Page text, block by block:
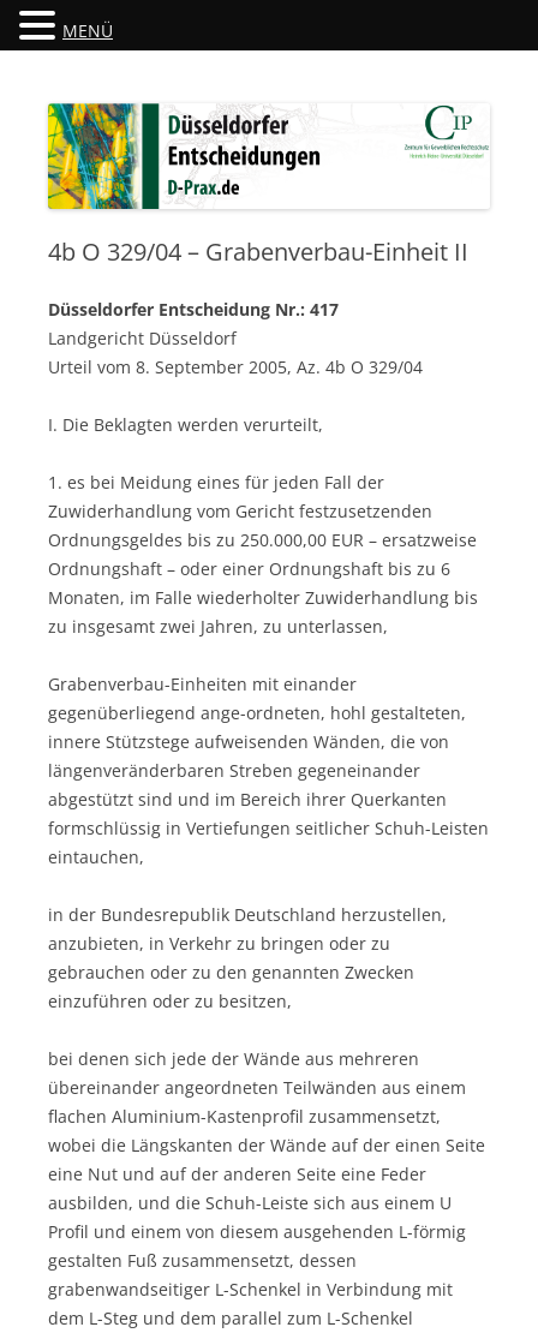
Düsseldorfer Entscheidungen
4b O 329/04 – Grabenverbau-Einheit II
Düsseldorfer Entscheidung Nr.: 417
Landgericht Düsseldorf
Urteil vom 8. September 2005, Az. 4b O 329/04
I. Die Beklagten werden verurteilt,
1. es bei Meidung eines für jeden Fall der
Zuwiderhandlung vom Gericht festzusetzenden
Ordnungsgeldes bis zu 250.000,00 EUR – ersatzweise
Ordnungshaft – oder einer Ordnungshaft bis zu 6
Monaten, im Falle wiederholter Zuwiderhandlung bis
zu insgesamt zwei Jahren, zu unterlassen,
Grabenverbau-Einheiten mit einander
gegenüberliegend ange-ordneten, hohl gestalteten,
innere Stützstege aufweisenden Wänden, die von
längenveränderbaren Streben gegeneinander
abgestützt sind und im Bereich ihrer Querkanten
formschlüssig in Vertiefungen seitlicher Schuh-Leisten
eintauchen,
in der Bundesrepublik Deutschland herzustellen,
anzubieten, in Verkehr zu bringen oder zu
gebrauchen oder zu den genannten Zwecken
einzuführen oder zu besitzen,
bei denen sich jede der Wände aus mehreren
übereinander angeordneten Teilwänden aus einem
flachen Aluminium-Kastenprofil zusammensetzt,
wobei die Längskanten der Wände auf der einen Seite
eine Nut und auf der anderen Seite eine Feder
ausbilden, und die Schuh-Leiste sich aus einem U
Profil und einem von diesem ausgehenden L-förmig
gestalten Fuß zusammensetzt, dessen
grabenwandseitiger L-Schenkel in Verbindung mit
dem L-Steg und dem parallel zum L-Schenkel
MENÜ